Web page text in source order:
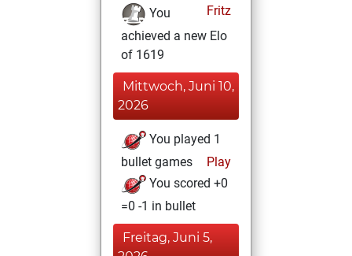
Fritz
You
achieved a new Elo
of 1619
Mittwoch, Juni 10,
2026
You played 1
bullet games
Play
You scored +0
=0 -1 in bullet
Freitag, Juni 5,